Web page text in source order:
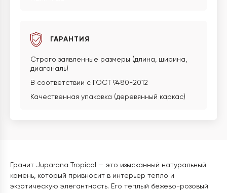
ГАРАНТИЯ
Строго заявленные размеры (длина, ширина,
диагональ)
В соответствии с ГОСТ 9480-2012
Качественная упаковка (деревянный каркас)
Гранит Juparana Tropical — это изысканный натуральный
камень, который привносит в интерьер тепло и
экзотическую элегантность. Его теплый бежево-розовый